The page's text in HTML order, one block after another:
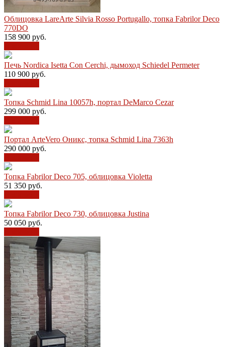
Облицовка LareArte Silvia Rosso Portugallo, топка Fabrilor Deco
770DO
158 900 руб.
Печь Nordiсa Isetta Con Cerchi, дымоход Schiedel Permeter
110 900 руб.
Топка Schmid Lina 10057h, портал DeMarco Cezar
299 000 руб.
Портал ArteVero Оникс, топка Schmid Lina 7363h
290 000 руб.
Топка Fabrilor Deco 705, облицовка Violetta
51 350 руб.
Топка Fabrilor Deco 730, облицовка Justina
50 050 руб.